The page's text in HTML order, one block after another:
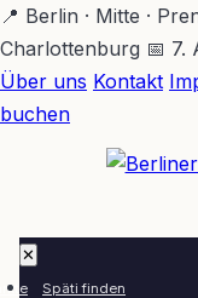
Zum
Hauptinhalt
springen
📍 Berlin · Mitte ·
Charlottenburg 📅 7.
Über uns Kontakt
buchen
✕
Späti finden